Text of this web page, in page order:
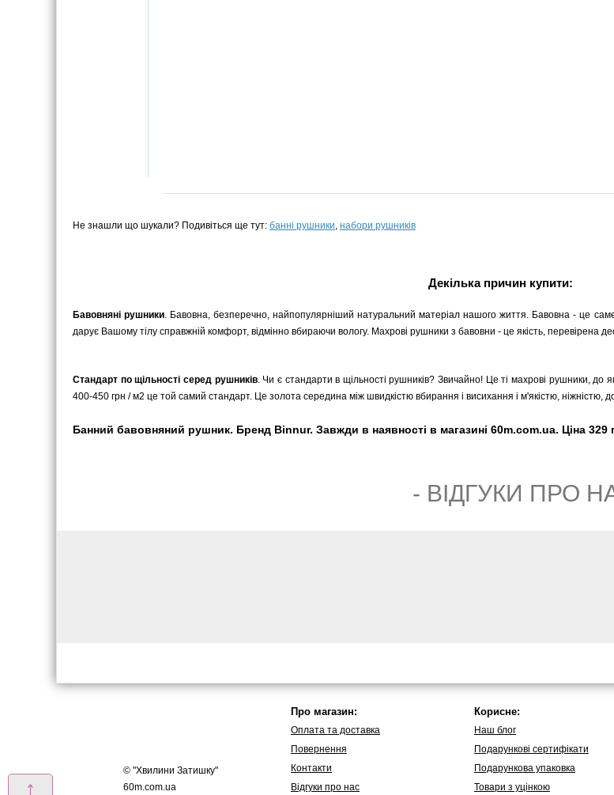
Не знашли що шукали? Подивіться ще тут: банні рушники, набори рушників
Декілька причин купити:
Бавовняні рушники. Бавовна, безперечно, найпопулярніший натуральний матеріал нашого життя. Бавовна - це
дарує Вашому тілу справжній комфорт, відмінно вбираючи вологу. Махрові рушники з бавовни - це якість, перевірена
Стандарт по щільності серед рушників. Чи є стандарти в щільності рушників? Звичайно! Це ті махрові рушники, до
400-450 грн / м2 це той самий стандарт. Це золота середина між швидкістю вбирання і висихання і м'якістю, ніжністю,
Банний бавовняний рушник. Бренд Binnur. Завжди в наявності в магазині 60m.com.ua. Ціна 329
- ВIДГУКИ ПРО
↑
© "Хвилини Затишку"
60m.com.ua
Про магазин:
Оплата та доставка
Повернення
Контакти
Вiдгуки про нас
Корисне:
Наш блог
Подарункові сертифікати
Подарункова упаковка
Товари з уцінкою